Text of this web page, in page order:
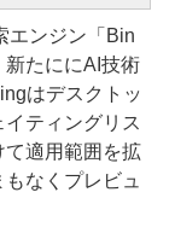
エンジン「Bin
たににAI技術
はデスクトッ
ティングリス
て適用範囲を拡
なくプレビュ